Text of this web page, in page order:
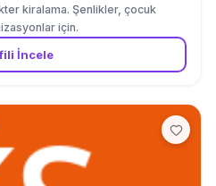
kiralama. Şenlikler, çocuk
için.
İncele